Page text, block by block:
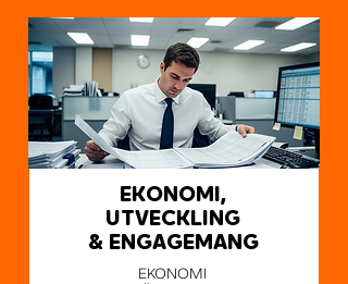
EKONOMI,
UTVECKLING
& ENGAGEMANG
EKONOMI